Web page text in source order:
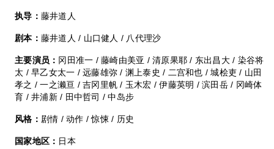
执导： 藤井道人
剧本： 藤井道人 / 山口健人 / 八代理沙
主要演员： 冈田准一 / 藤崎由美亚 / 清原果耶 / 东出昌大 / 染谷将
太 / 早乙女太一 / 远藤雄弥 / 渊上泰史 / 二宫和也 / 城桧吏 / 山田
孝之 / 一之濑亘 / 吉冈里帆 / 玉木宏 / 伊藤英明 / 滨田岳 / 冈崎体
育 / 井浦新 / 田中哲司 / 中岛步
风格： 剧情 / 动作 / 惊悚 / 历史
国家地区： 日本